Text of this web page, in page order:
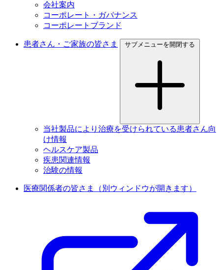
会社案内
コーポレート・ガバナンス
コーポレートブランド
患者さん・ご家族の皆さま サブメニューを開閉する
当社製品により治療を受けられている患者さん向
け情報
ヘルスケア製品
疾患関連情報
治験の情報
医療関係者の皆さま （別ウィンドウが開きます）